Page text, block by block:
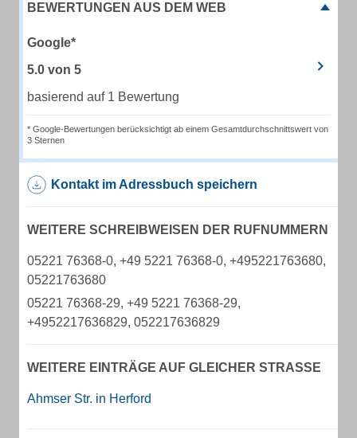
BEWERTUNGEN AUS DEM WEB
Google*
5.0 von 5
basierend auf 1 Bewertung
* Google-Bewertungen berücksichtigt ab einem Gesamtdurchschnittswert von
3 Sternen
Kontakt im Adressbuch speichern
WEITERE SCHREIBWEISEN DER RUFNUMMERN
05221 76368-0, +49 5221 76368-0, +495221763680,
05221763680
05221 76368-29, +49 5221 76368-29,
+4952217636829, 052217636829
WEITERE EINTRÄGE AUF GLEICHER STRASSE
Ahmser Str. in Herford